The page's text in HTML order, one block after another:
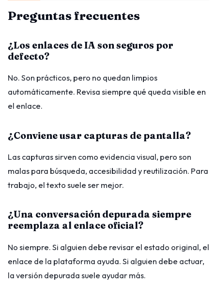
Preguntas frecuentes
¿Los enlaces de IA son seguros por
defecto?
No. Son prácticos, pero no quedan limpios
automáticamente. Revisa siempre qué queda visible en
el enlace.
¿Conviene usar capturas de pantalla?
Las capturas sirven como evidencia visual, pero son
malas para búsqueda, accesibilidad y reutilización. Para
trabajo, el texto suele ser mejor.
¿Una conversación depurada siempre
reemplaza al enlace oficial?
No siempre. Si alguien debe revisar el estado original, el
enlace de la plataforma ayuda. Si alguien debe actuar,
la versión depurada suele ayudar más.